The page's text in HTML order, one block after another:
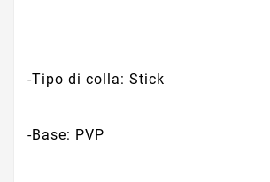
-Tipo di colla: Stick
-Base: PVP